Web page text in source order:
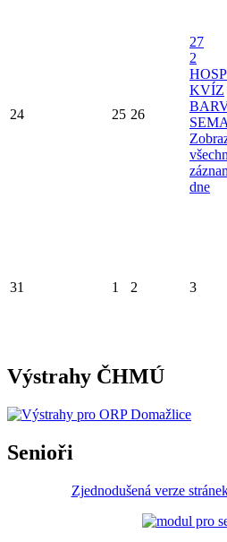
24 25 26
27
2
KVÍZ
dne
31 1 2 3
Výstrahy ČHMÚ
Senioři
Zjednodušená verze